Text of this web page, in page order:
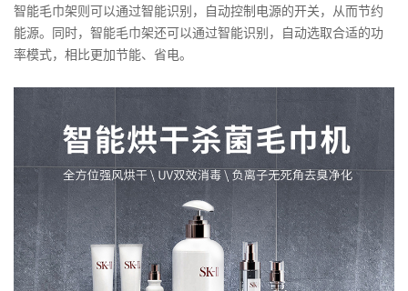
智能毛巾架则可以通过智能识别，自动控制电源的开关，从而节约
能源。同时，智能毛巾架还可以通过智能识别，自动选取合适的功
率模式，相比更加节能、省电。